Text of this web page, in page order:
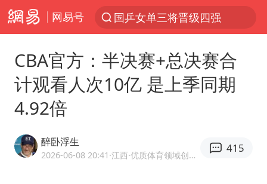
网易号
白海豚将正面袭击贯穿浙江
CBA官方：半决赛+总决赛合
计观看人次10亿 是上季同期
4.92倍
醉卧浮生
2026-06-08 20:41 ·江西 ·优质体育领域创作者
415